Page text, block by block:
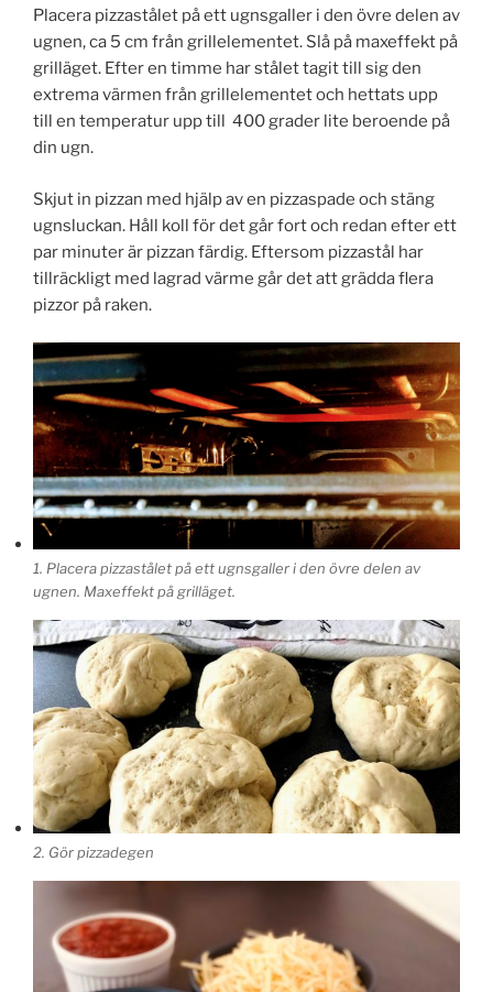
Placera pizzastålet på ett ugnsgaller i den övre delen av
ugnen, ca 5 cm från grillelementet. Slå på maxeffekt på
grilläget. Efter en timme har stålet tagit till sig den
extrema värmen från grillelementet och hettats upp
till en temperatur upp till 400 grader lite beroende på
din ugn.
Skjut in pizzan med hjälp av en pizzaspade och stäng
ugnsluckan. Håll koll för det går fort och redan efter ett
par minuter är pizzan färdig. Eftersom pizzastål har
tillräckligt med lagrad värme går det att grädda flera
pizzor på raken.
1. Placera pizzastålet på ett ugnsgaller i den övre delen av
ugnen. Maxeffekt på grilläget.
2. Gör pizzadegen